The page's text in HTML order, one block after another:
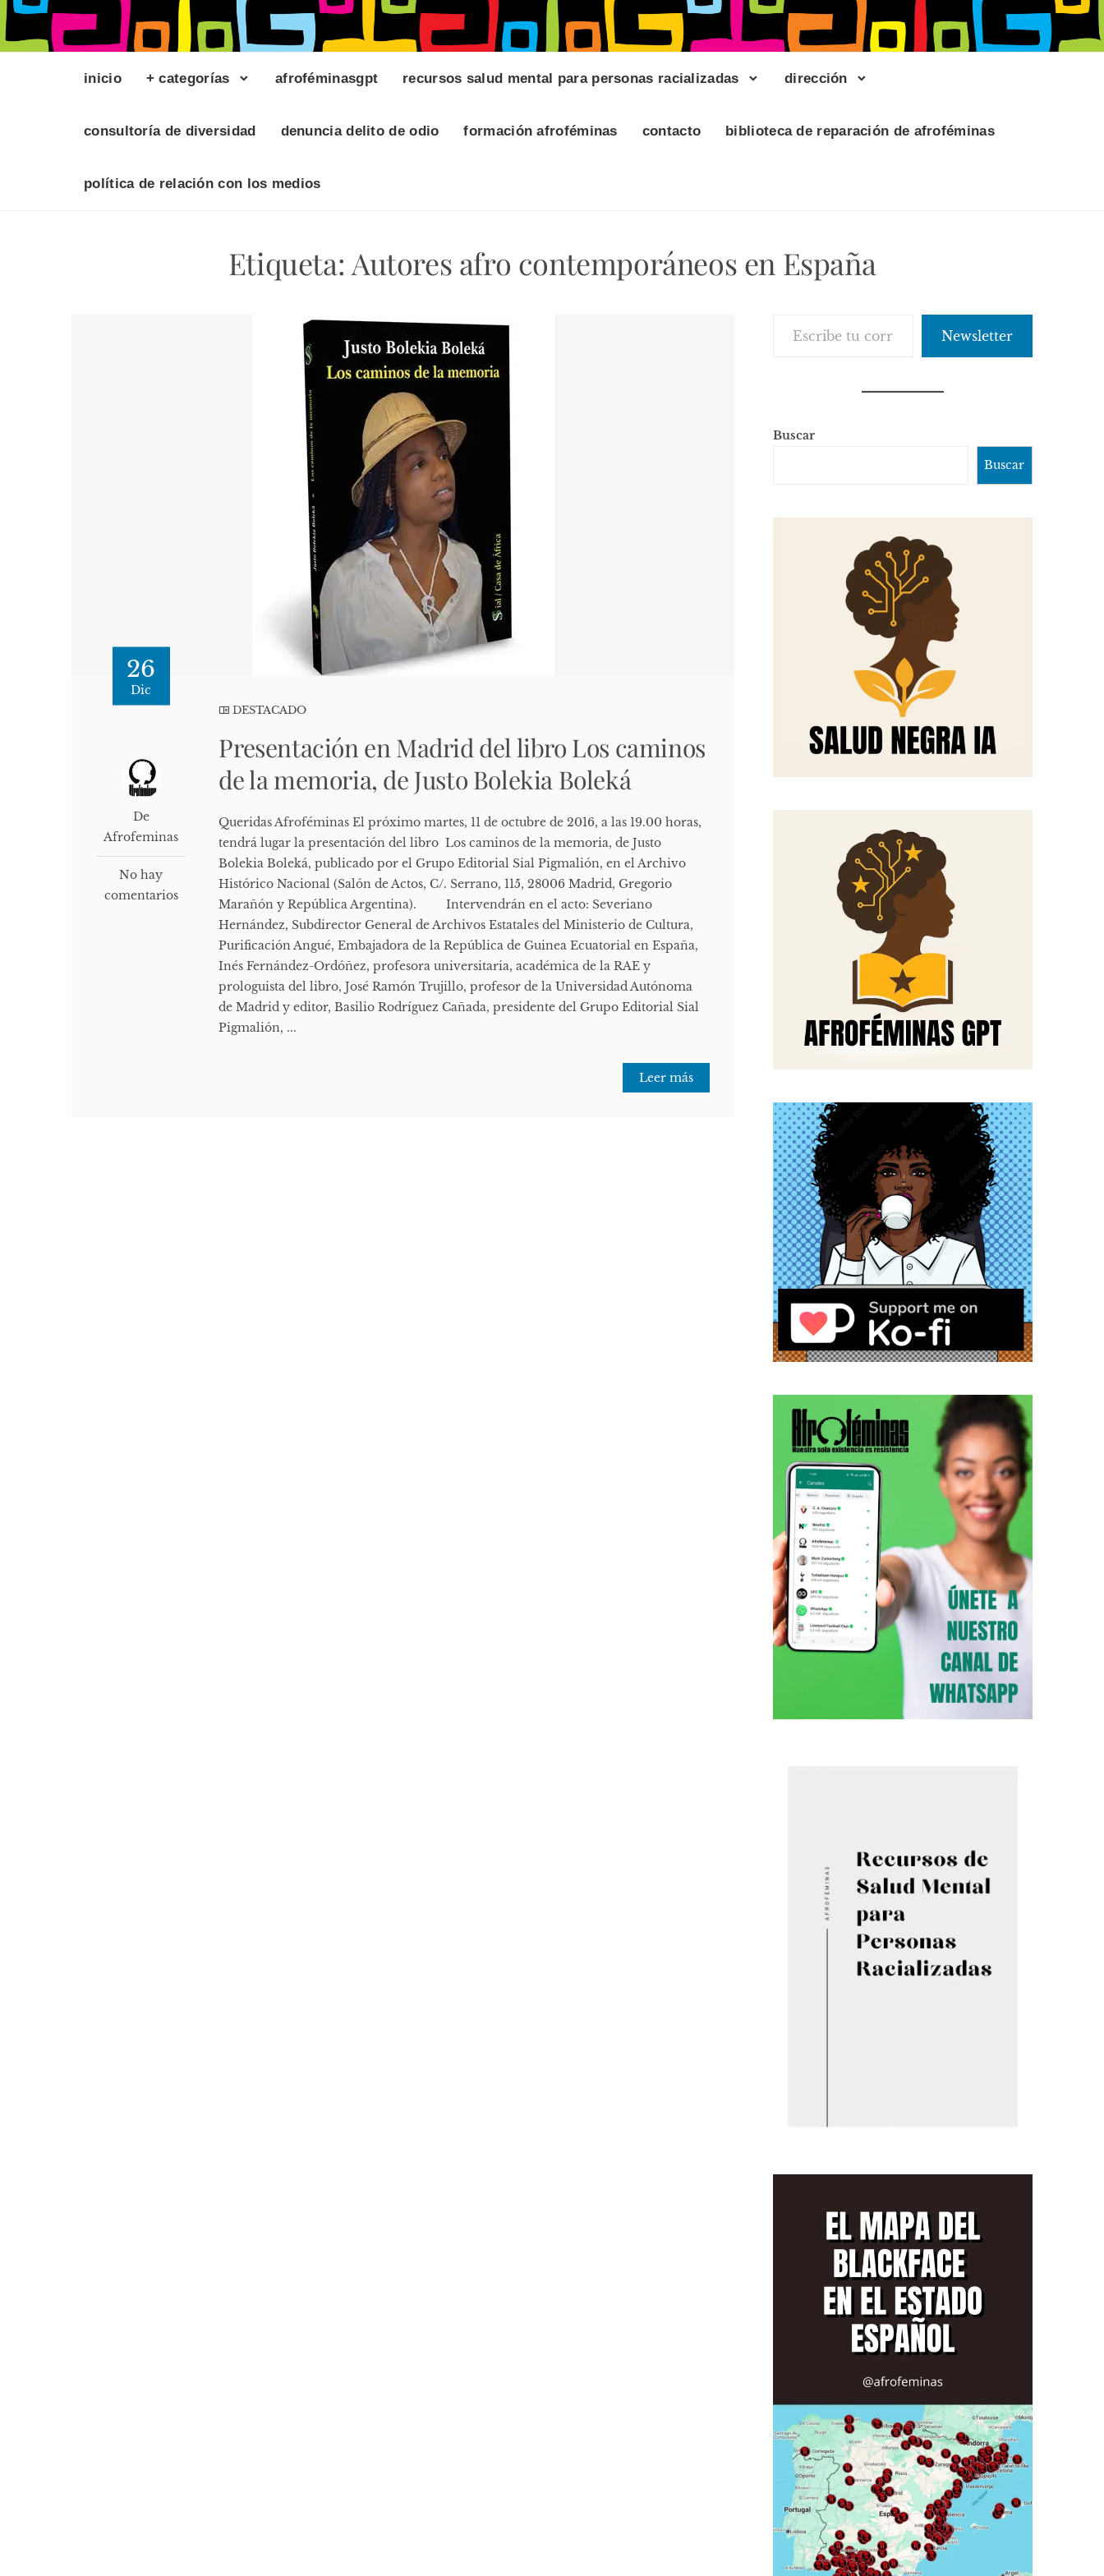
inicio + categorías afroféminasgpt recursos salud mental para personas racializadas dirección
consultoría de diversidad denuncia delito de odio formación afroféminas contacto biblioteca de reparación de afroféminas
política de relación con los medios
Etiqueta: Autores afro contemporáneos en España
26
Dic
De
Afrofeminas
No hay
comentarios
DESTACADO
Presentación en Madrid del libro Los caminos
de la memoria, de Justo Bolekia Boleká
Queridas Afroféminas El próximo martes, 11 de octubre de 2016, a las 19.00 horas,
tendrá lugar la presentación del libro Los caminos de la memoria, de Justo
Bolekia Boleká, publicado por el Grupo Editorial Sial Pigmalión, en el Archivo
Histórico Nacional (Salón de Actos, C/. Serrano, 115, 28006 Madrid, Gregorio
Marañón y República Argentina). Intervendrán en el acto: Severiano
Hernández, Subdirector General de Archivos Estatales del Ministerio de Cultura,
Purificación Angué, Embajadora de la República de Guinea Ecuatorial en España,
Inés Fernández-Ordóñez, profesora universitaria, académica de la RAE y
prologuista del libro, José Ramón Trujillo, profesor de la Universidad Autónoma
de Madrid y editor, Basilio Rodríguez Cañada, presidente del Grupo Editorial Sial
Pigmalión, ...
Leer más
Newsletter
Buscar
Buscar